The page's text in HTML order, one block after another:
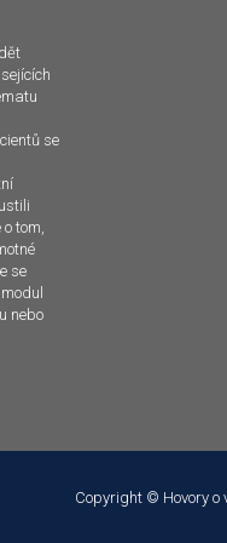
se
tom,
se
nebo
Copyright © Hovory
k poskytování